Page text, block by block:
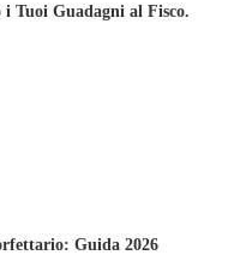
Tuoi Guadagni al Fisco.
Guida 2026